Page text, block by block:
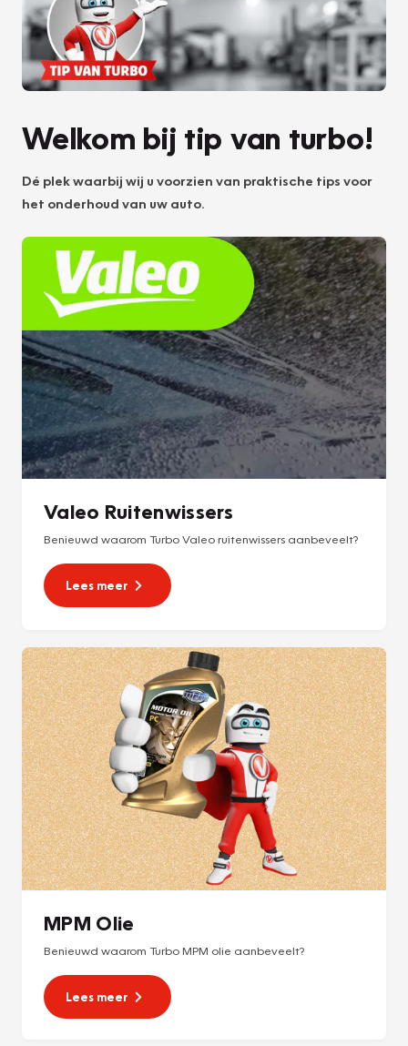
Welkom bij tip van turbo!
Dé plek waarbij wij u voorzien van praktische tips voor
het onderhoud van uw auto.
Valeo Ruitenwissers
Benieuwd waarom Turbo Valeo ruitenwissers aanbeveelt?
Lees meer
MPM Olie
Benieuwd waarom Turbo MPM olie aanbeveelt?
Lees meer